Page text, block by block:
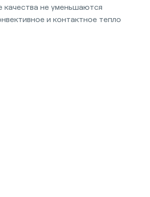
качества не уменьшаются
и контактное тепло